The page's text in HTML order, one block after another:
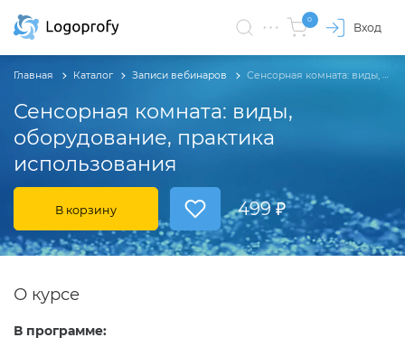
0
Вход
Сенсорная комната: виды,
оборудование, практика
использования
Главная Каталог Записи вебинаров Сенсорная комната: виды, оборудование, практика использования
В корзину 499 ₽
О курсе
В программе: